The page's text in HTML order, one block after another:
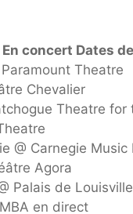
concert Dates
Theatre
Chevalier
Theatre
@ Carnegie
Agora
Palais de Louisville
en direct